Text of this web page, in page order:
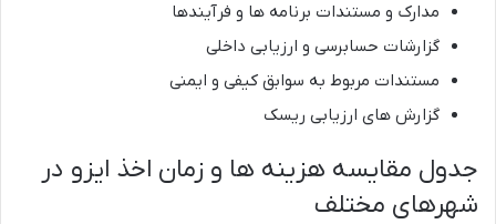
مدارک و مستندات برنامه ها و فرآیندها
گزارشات حسابرسی و ارزیابی داخلی
مستندات مربوط به سوابق کیفی و ایمنی
گزارش های ارزیابی ریسک
جدول مقایسه هزینه ها و زمان اخذ ایزو در
شهرهای مختلف